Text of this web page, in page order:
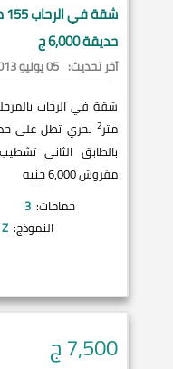
شقة فيالرحاب155 م
حديقة 6,000 ج
آخر تحديث: 05 يوليو 2013
شقة في الرحاب
متر2
بالطابق الثاني
مفروش 6,000 جنيه
حمامات: 3
النموذج: Z
7,500ج